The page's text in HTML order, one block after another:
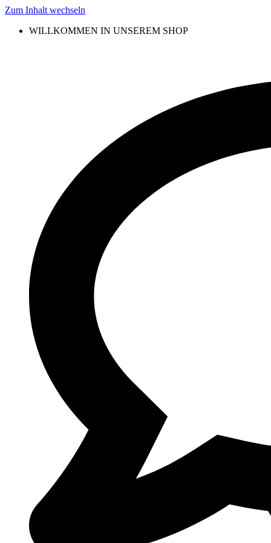
Zum Inhalt wechseln
WILLKOMMEN IN UNSEREM SHOP